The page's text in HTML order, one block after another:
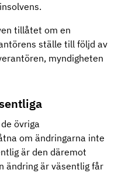
tillåtet om en
ställe till följd av
myndigheten
övriga
om ändringarna inte
är den däremot
ändring är väsentlig får